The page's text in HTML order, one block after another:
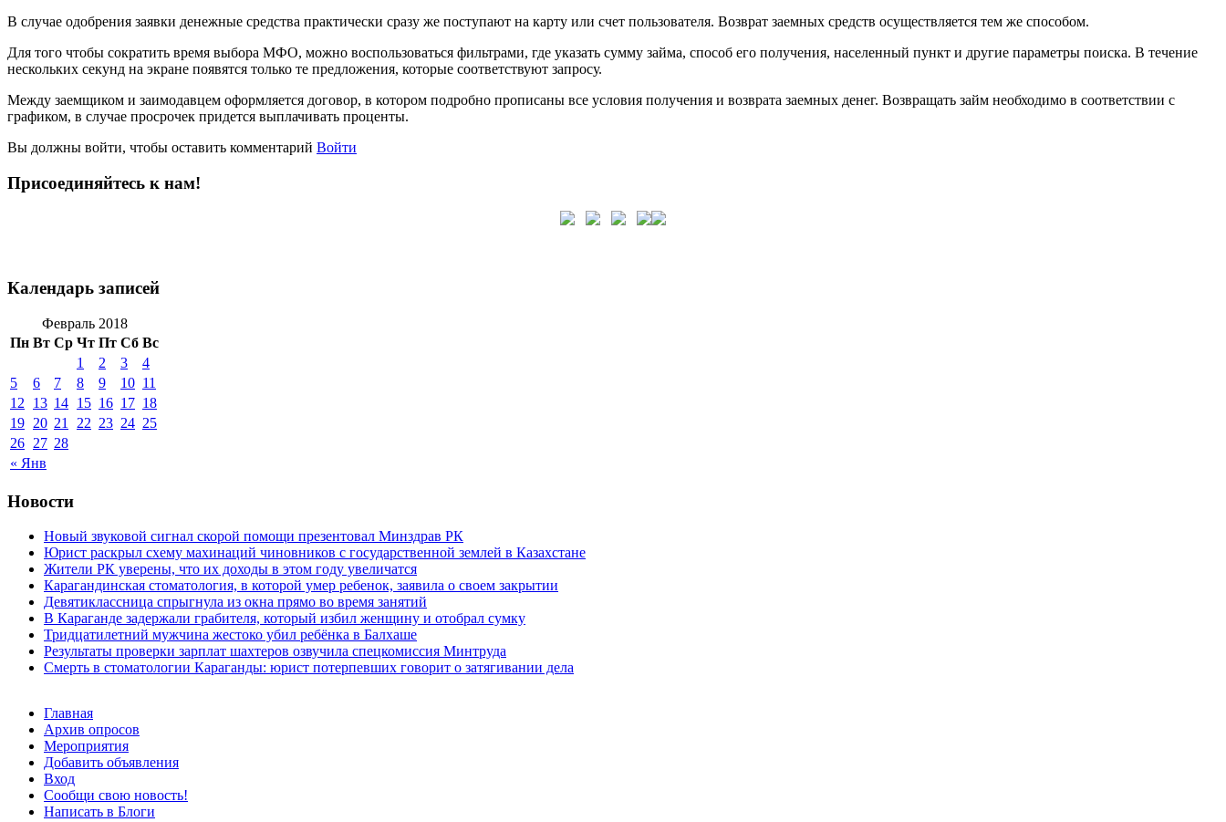
В случае одобрения заявки денежные средства практически сразу же поступают на карту или счет пользователя. Возврат заемных средств осуществляется тем же способом.
Для того чтобы сократить время выбора МФО, можно воспользоваться фильтрами, где указать сумму займа, способ его получения, населенный пункт и другие параметры поиска. В течение
нескольких секунд на экране появятся только те предложения, которые соответствуют запросу.
Между заемщиком и заимодавцем оформляется договор, в котором подробно прописаны все условия получения и возврата заемных денег. Возвращать займ необходимо в соответствии с
графиком, в случае просрочек придется выплачивать проценты.
Вы должны войти, чтобы оставить комментарий Войти
Присоединяйтесь к нам!
Календарь записей
Февраль 2018
Пн Вт Ср Чт Пт Сб Вс
« Янв
1 2 3
4
5
6 7 8 9 10 11
12
13 14 15 16 17 18
19 20 21 22 23 24 25
26 27 28
Новости
Новый звуковой сигнал скорой помощи презентовал Минздрав РК
Юрист раскрыл схему махинаций чиновников с государственной землей в Казахстане
Жители РК уверены, что их доходы в этом году увеличатся
Карагандинская стоматология, в которой умер ребенок, заявила о своем закрытии
Девятиклассница спрыгнула из окна прямо во время занятий
В Караганде задержали грабителя, который избил женщину и отобрал сумку
Тридцатилетний мужчина жестоко убил ребёнка в Балхаше
Результаты проверки зарплат шахтеров озвучила спецкомиссия Минтруда
Смерть в стоматологии Караганды: юрист потерпевших говорит о затягивании дела
Главная
Архив опросов
Мероприятия
Добавить объявления
Вход
Сообщи свою новость!
Написать в Блоги